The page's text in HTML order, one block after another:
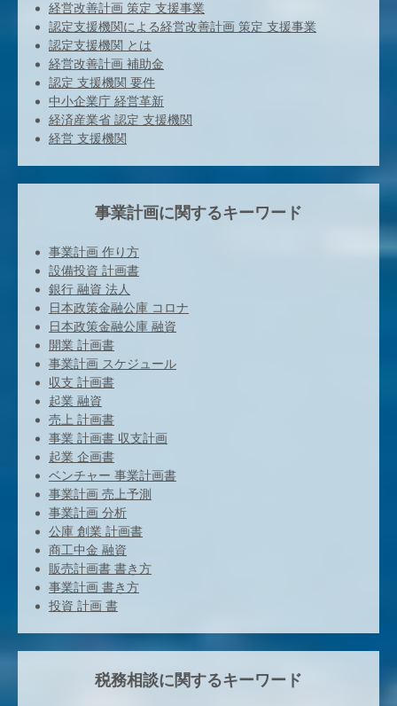
経営改善計画 策定 支援事業
認定支援機関による経営改善計画 策定 支援事業
認定支援機関 とは
経営改善計画 補助金
認定 支援機関 要件
中小企業庁 経営革新
経済産業省 認定 支援機関
経営 支援機関
事業計画に関するキーワード
事業計画 作り方
設備投資 計画書
銀行 融資 法人
日本政策金融公庫 コロナ
日本政策金融公庫 融資
開業 計画書
事業計画 スケジュール
収支 計画書
起業 融資
売上 計画書
事業 計画書 収支計画
起業 企画書
ベンチャー 事業計画書
事業計画 売上予測
事業計画 分析
公庫 創業 計画書
商工中金 融資
販売計画書 書き方
事業計画 書き方
投資 計画 書
税務相談に関するキーワード